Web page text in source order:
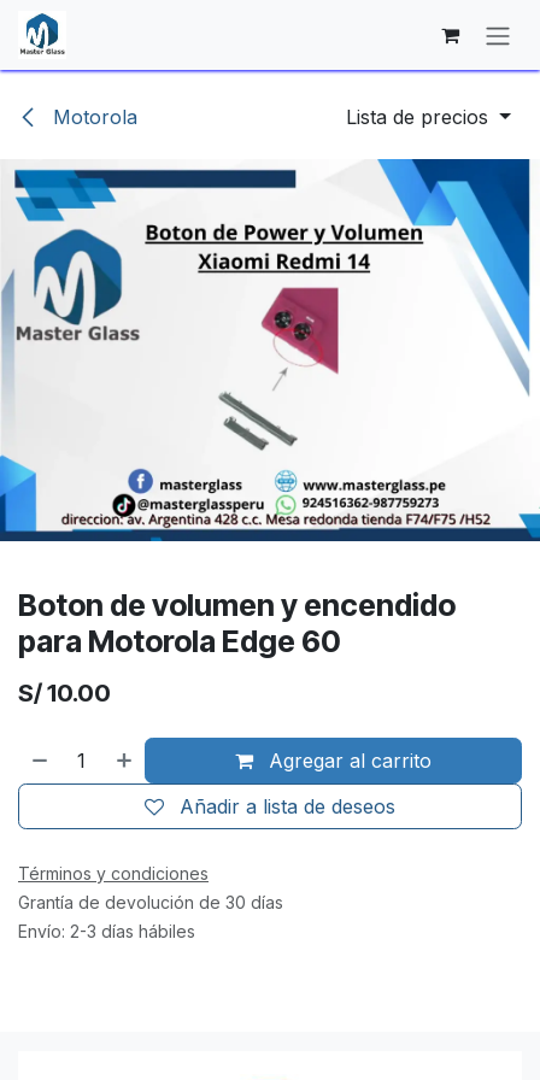
Ir al contenido
Motorola Lista de precios
Boton de volumen y encendido
para Motorola Edge 60
S/10.00
Agregar al carrito
Añadir a lista de deseos
Términos y condiciones
Grantía de devolución de 30 días
Envío: 2-3 días hábiles